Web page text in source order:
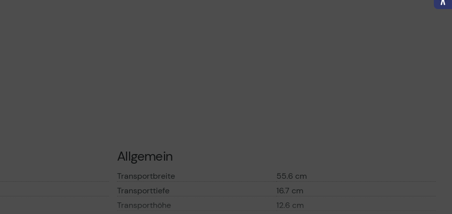
Allgemein
Transportbreite
55.6 cm
Transporttiefe
16.7 cm
Transporthöhe
12.6 cm